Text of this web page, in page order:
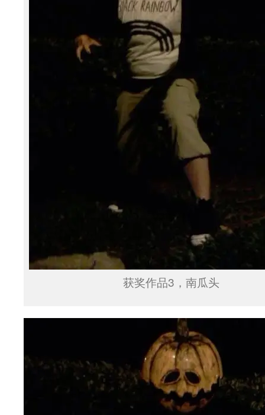
获奖作品3，南瓜头